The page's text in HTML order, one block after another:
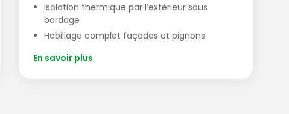
Isolation thermique par l’extérieur sous
bardage
Habillage complet façades et pignons
En savoir plus